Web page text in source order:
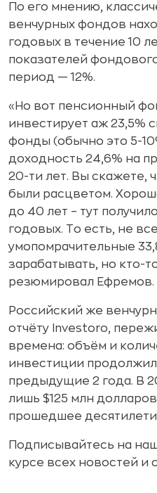
По его мнению,
венчурных фондов
годовых в течение 10
показателей
период — 12%.
«Но вот пенсионный
инвестирует аж 23,5%
фонды (обычно это 5-
доходность 24,6% на
20-ти лет. Вы скажете,
были расцветом.
до 40 лет – тут
годовых. То есть, не
умопомрачительные
зарабатывать, но кто-
резюмировал Ефремов.
Российский же
отчёту Investoro,
времена: объём и
инвестиции
предыдущие 2 года. В
лишь $125 млн
прошедшее
Подписывайтесь на
курсе всех новостей и